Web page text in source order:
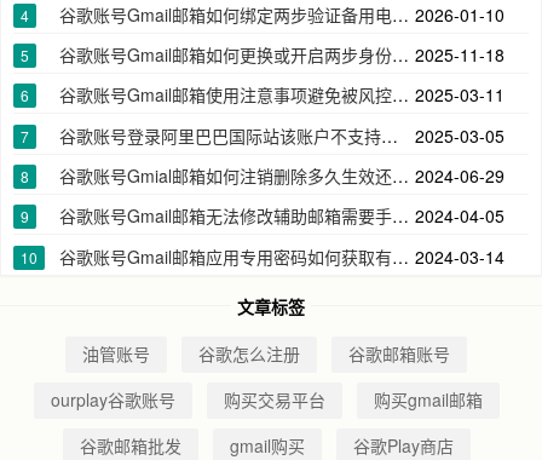
4 谷歌账号Gmail邮箱如何绑定两步验证备用电话号码 2026-01-10
5 谷歌账号Gmail邮箱如何更换或开启两步身份验证器app下载密钥2FA 2025-11-18
6 谷歌账号Gmail邮箱使用注意事项避免被风控无法登录 2025-03-11
7 谷歌账号登录阿里巴巴国际站该账户不支持自助验证请联系客服帮您恢复账户 2025-03-05
8 谷歌账号Gmial邮箱如何注销删除多久生效还能再次注册吗 2024-06-29
9 谷歌账号Gmail邮箱无法修改辅助邮箱需要手机号验证 2024-04-05
10 谷歌账号Gmail邮箱应用专用密码如何获取有什么作用 2024-03-14
文章标签
油管账号
谷歌怎么注册
谷歌邮箱账号
ourplay谷歌账号
购买交易平台
购买gmail邮箱
谷歌邮箱批发
gmail购买
谷歌Play商店